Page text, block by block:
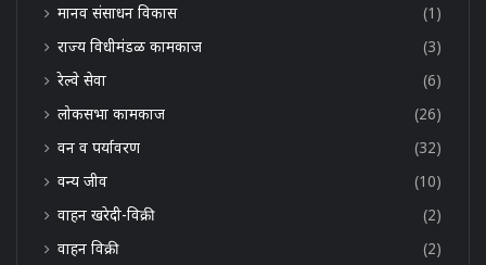
मानव संसाधन विकास
(1)
राज्य विधीमंडळ कामकाज
(3)
रेल्वे सेवा
(6)
लोकसभा कामकाज
(26)
वन व पर्यावरण
(32)
वन्य जीव
(10)
वाहन खरेदी-विक्री
(2)
वाहन विक्री
(2)